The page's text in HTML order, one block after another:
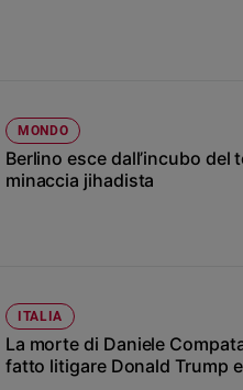
Caso
della
settimana
Cultura
e
spettacoli
MONDO
Berlino esce dall’incubo
minaccia jihadista
ITALIA
La morte di Daniele
fatto litigare Donald Trump